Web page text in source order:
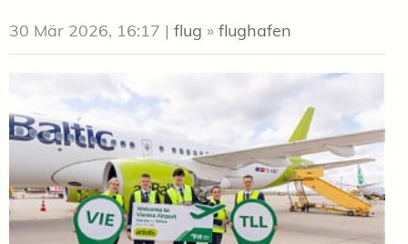
30 Mär 2026, 16:17 | flug » flughafen